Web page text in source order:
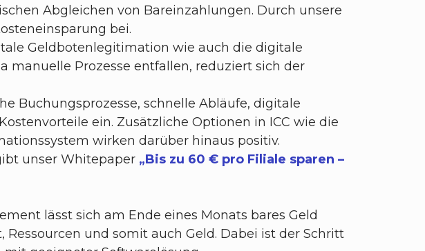
Abgleichen von Bareinzahlungen. Durch unsere
bei.
Geldbotenlegitimation wie auch die digitale
Prozesse entfallen, reduziert sich der
Buchungsprozesse, schnelle Abläufe, digitale
ein. Zusätzliche Optionen in ICC wie die
wirken darüber hinaus positiv.
unser Whitepaper „Bis zu 60 € pro Filiale sparen –
lässt sich am Ende eines Monats bares Geld
und somit auch Geld. Dabei ist der Schritt